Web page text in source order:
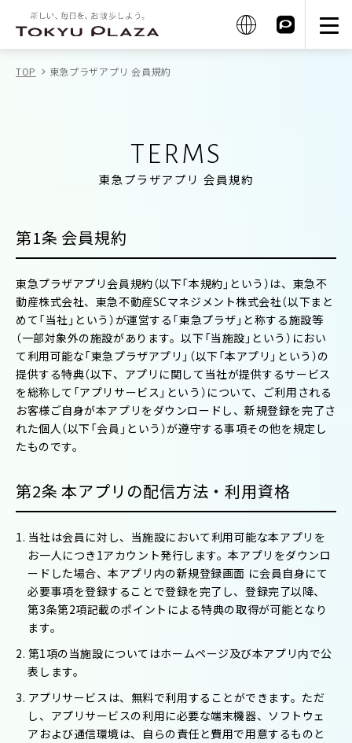
TOP 東急プラザアプリ 会員規約
TERMS
東急プラザアプリ 会員規約
第1条 会員規約
東急プラザアプリ会員規約（以下「本規約」という）は、東急不
動産株式会社、東急不動産SCマネジメント株式会社（以下まと
めて「当社」という）が運営する「東急プラザ」と称する施設等
（一部対象外の施設があります。以下「当施設」という）におい
て利用可能な「東急プラザアプリ」（以下「本アプリ」という）の
提供する特典（以下、アプリに関して当社が提供するサービス
を総称して「アプリサービス」という）について、ご利用される
お客様ご自身が本アプリをダウンロードし、新規登録を完了さ
れた個人（以下「会員」という）が遵守する事項その他を規定し
たものです。
第2条 本アプリの配信方法・利用資格
1. 当社は会員に対し、当施設において利用可能な本アプリを
お一人につき1アカウント発行します。本アプリをダウンロ
ードした場合、本アプリ内の新規登録画面 に会員自身にて
必要事項を登録することで登録を完了し、登録完了以降、
第3条第2項記載のポイントによる特典の取得が可能となり
ます。
2. 第1項の当施設についてはホームページ及び本アプリ内で公
表します。
3. アプリサービスは、無料で利用することができます。ただ
し、アプリサービスの利用に必要な端末機器、ソフトウェ
アおよび通信環境は、自らの責任と費用で用意するものと